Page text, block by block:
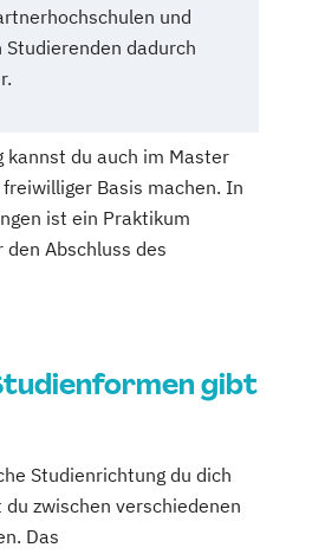
und
dadurch
kannst du auch im Master
Basis machen. In
ist ein Praktikum
Abschluss des
gibt
Studienrichtung du dich
zwischen verschiedenen
Das